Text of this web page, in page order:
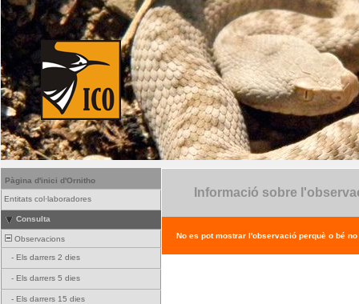
Pàgina d'inici d'Ornitho
Entitats col·laboradores
Consulta
Observacions
- Els darrers 2 dies
- Els darrers 5 dies
- Els darrers 15 dies
Informació sobre
No es pot mostrar l'observació perquè o bé